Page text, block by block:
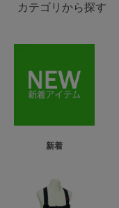
カテゴリから探す
新着